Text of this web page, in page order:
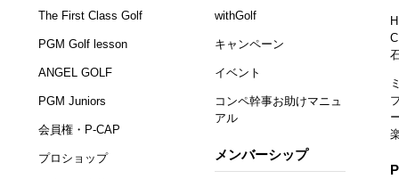
The First Class Golf
PGM Golf lesson
ANGEL GOLF
PGM Juniors
会員権・P-CAP
プロショップ
withGolf
キャンペーン
イベント
コンペ幹事お助けマニュ
アル
メンバーシップ